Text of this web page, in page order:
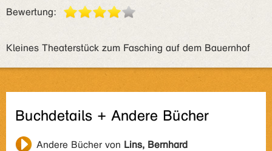
Bewertung:
Kleines Theaterstück zum Fasching auf dem Bauernhof
Buchdetails + Andere Bücher
Andere Bücher von Lins, Bernhard